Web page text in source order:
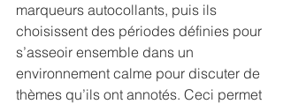
marqueurs autocollants, puis ils
choisissent des périodes définies pour
s’asseoir ensemble dans un
environnement calme pour discuter de
thèmes qu’ils ont annotés. Ceci permet